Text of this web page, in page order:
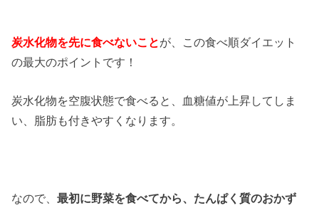
炭水化物を先に食べないことが、この食べ順ダイエット
の最大のポイントです！
炭水化物を空腹状態で食べると、血糖値が上昇してしま
い、脂肪も付きやすくなります。
なので、最初に野菜を食べてから、たんぱく質のおかず